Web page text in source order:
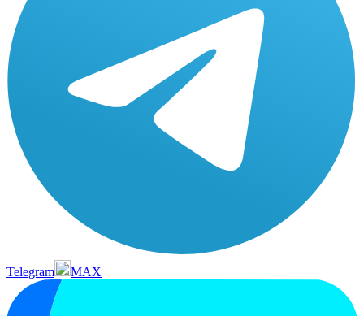
Telegram MAX